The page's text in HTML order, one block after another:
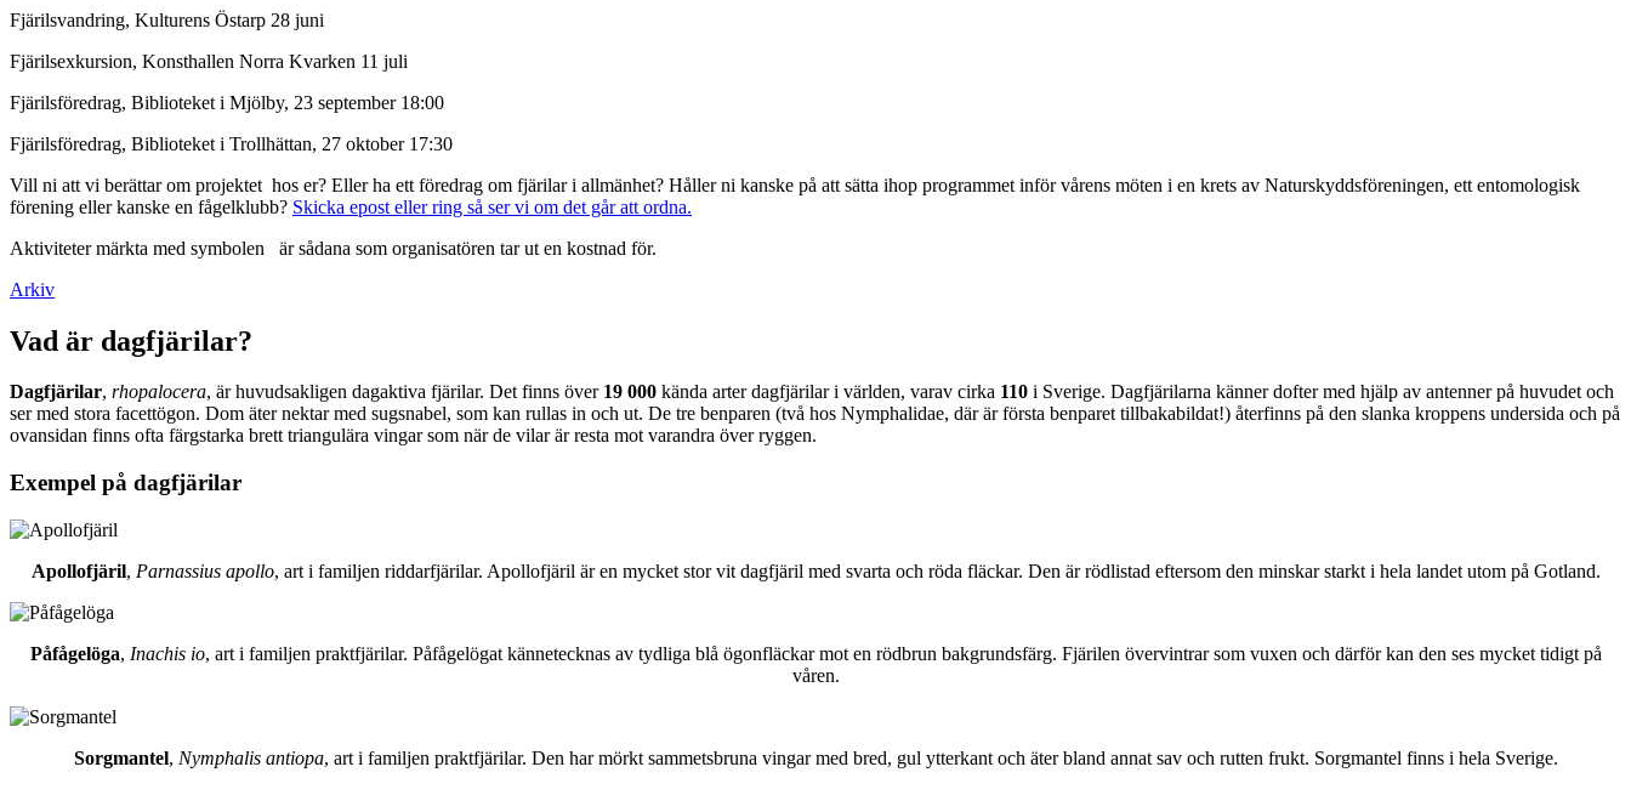
Fjärilsvandring, Kulturens Östarp 28 juni
Fjärilsexkursion, Konsthallen Norra Kvarken 11 juli
Fjärilsföredrag, Biblioteket i Mjölby, 23 september 18:00
Fjärilsföredrag, Biblioteket i Trollhättan, 27 oktober 17:30
Vill ni att vi berättar om projektet hos er? Eller ha ett föredrag om fjärilar i allmänhet? Håller ni kanske på att sätta ihop programmet inför vårens möten i en krets av Naturskyddsföreningen, ett entomologisk
förening eller kanske en fågelklubb? Skicka epost eller ring så ser vi om det går att ordna.
Aktiviteter märkta med symbolen
är sådana som organisatören tar ut en kostnad för.
Arkiv
Vad är dagfjärilar?
Dagfjärilar, rhopalocera, är huvudsakligen dagaktiva fjärilar. Det finns över 19 000 kända arter dagfjärilar i världen, varav cirka 110 i Sverige. Dagfjärilarna känner dofter med hjälp av antenner på huvudet och
ser med stora facettögon. Dom äter nektar med sugsnabel, som kan rullas in och ut. De tre benparen (två hos Nymphalidae, där är första benparet tillbakabildat!) återfinns på den slanka kroppens undersida och på
ovansidan finns ofta färgstarka brett triangulära vingar som när de vilar är resta mot varandra över ryggen.
Exempel på dagfjärilar
Apollofjäril, Parnassius apollo, art i familjen riddarfjärilar. Apollofjäril är en mycket stor vit dagfjäril med svarta och röda fläckar. Den är rödlistad eftersom den minskar starkt i hela landet utom på Gotland.
Påfågelöga, Inachis io, art i familjen praktfjärilar. Påfågelögat kännetecknas av tydliga blå ögonfläckar mot en rödbrun bakgrundsfärg. Fjärilen övervintrar som vuxen och därför kan den ses mycket tidigt på
våren.
Sorgmantel, Nymphalis antiopa, art i familjen praktfjärilar. Den har mörkt sammetsbruna vingar med bred, gul ytterkant och äter bland annat sav och rutten frukt. Sorgmantel finns i hela Sverige.